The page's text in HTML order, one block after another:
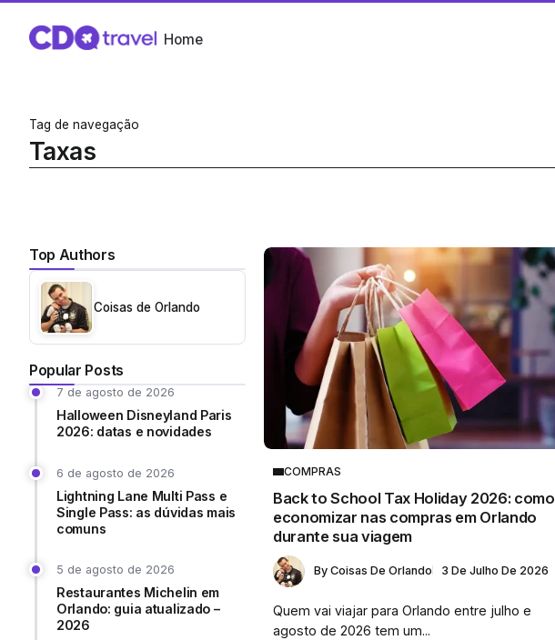
Home
Tag de navegação
Taxas
Top Authors
Coisas de Orlando
Popular Posts
7 de agosto de 2026
Halloween Disneyland Paris
2026: datas e novidades
6 de agosto de 2026
Lightning Lane Multi Pass e
Single Pass: as dúvidas mais
comuns
5 de agosto de 2026
Restaurantes Michelin em
Orlando: guia atualizado –
2026
COMPRAS
Back to School Tax Holiday 2026: como
economizar nas compras em Orlando
durante sua viagem
By Coisas De Orlando 3 De Julho De 2026
Quem vai viajar para Orlando entre julho e
agosto de 2026 tem um...